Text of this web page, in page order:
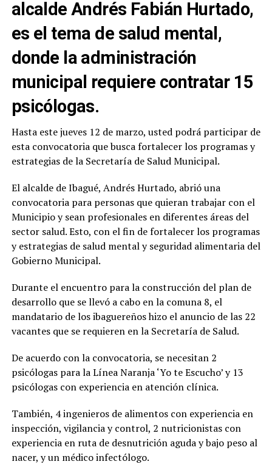
alcalde Andrés Fabián Hurtado,
es el tema de salud mental,
donde la administración
municipal requiere contratar 15
psicólogas.
Hasta este jueves 12 de marzo, usted podrá participar de
esta convocatoria que busca fortalecer los programas y
estrategias de la Secretaría de Salud Municipal.
El alcalde de Ibagué, Andrés Hurtado, abrió una
convocatoria para personas que quieran trabajar con el
Municipio y sean profesionales en diferentes áreas del
sector salud. Esto, con el fin de fortalecer los programas
y estrategias de salud mental y seguridad alimentaria del
Gobierno Municipal.
Durante el encuentro para la construcción del plan de
desarrollo que se llevó a cabo en la comuna 8, el
mandatario de los ibaguereños hizo el anuncio de las 22
vacantes que se requieren en la Secretaría de Salud.
De acuerdo con la convocatoria, se necesitan 2
psicólogas para la Línea Naranja ‘Yo te Escucho’ y 13
psicólogas con experiencia en atención clínica.
También, 4 ingenieros de alimentos con experiencia en
inspección, vigilancia y control, 2 nutricionistas con
experiencia en ruta de desnutrición aguda y bajo peso al
nacer, y un médico infectólogo.